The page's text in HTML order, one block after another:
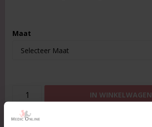
Maat
IN WINKELWAGEN
Slechts € 3,99 verzendkosten